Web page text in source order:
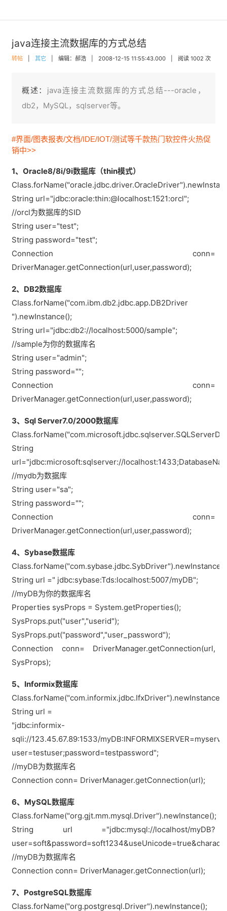
java连接主流数据库的方式总结
转帖 其它 编辑：郝浩 2008-12-15 11:55:43.000 阅读 1002 次
概述： java连接主流数据库的方式总结---oracle，
db2，MySQL，sqlserver等。
#界面/图表报表/文档/IDE/IOT/测试等千款热门软控件火热促
销中>>
1、Oracle8/8i/9i数据库（thin模式）
String url="jdbc:oracle:thin:@localhost:1521:orcl";
//orcl为数据库的SID
String user="test";
String password="test";
Connection conn=
DriverManager.getConnection(url,user,password);
2、DB2数据库
Class.forName("com.ibm.db2.jdbc.app.DB2Driver
").newInstance();
String url="jdbc:db2://localhost:5000/sample";
//sample为你的数据库名
String user="admin";
String password="";
Connection conn=
DriverManager.getConnection(url,user,password);
3、Sql Server7.0/2000数据库
String
url="jdbc:microsoft:sqlserver://
//mydb为数据库
String user="sa";
String password="";
Connection conn=
DriverManager.getConnection(url,user,password);
4、Sybase数据库
String url =" jdbc:sybase:Tds:localhost:5007/myDB";
//myDB为你的数据库名
Properties sysProps = System.getProperties();
SysProps.put("user","userid");
SysProps.put("password","user_password");
Connection conn= DriverManager.getConnection(url,
SysProps);
5、Informix数据库
Class.forName("com.informix.jdbc.IfxDriver").newInstance();
String url =
"jdbc:informix-
sqli://123.45.67.89:1533/
user=testuser;password=testpassword";
//myDB为数据库名
Connection conn= DriverManager.getConnection(url);
6、MySQL数据库
Class.forName("org.gjt.mm.mysql.Driver").newInstance();
String url ="jdbc:mysql://localhost/myDB?
//myDB为数据库名
Connection conn= DriverManager.getConnection(url);
7、PostgreSQL数据库
Class.forName("org.postgresql.Driver").newInstance();